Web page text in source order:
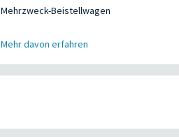
Mehrzweck-Beistellwagen
Mehr davon erfahren